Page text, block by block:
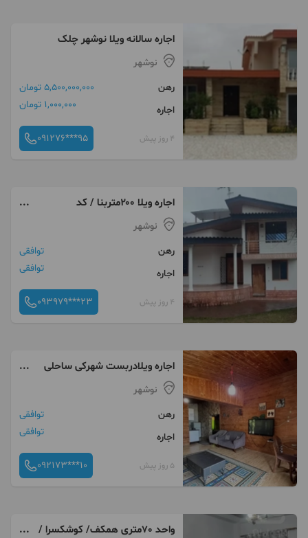
اجاره سالانه ویلا نوشهر چلک
نوشهر
رهن
5,500,000,000 تومان
اجاره
1,000,000 تومان
4 روز پیش 091276***95
اجاره ویلا ۲۰۰متربنا / کد
۴۸۹۷(سالار)نوشهر
رهن
توافقی
اجاره
توافقی
4 روز پیش 093979***23
اجاره ویلادربست شهرکی ساحلی
۲۳۰ متر ۳ خواب مبل نوشهر
رهن
توافقی
اجاره
توافقی
5 روز پیش 092173***10
واحد 70متری همکف/ کوشکسرا /